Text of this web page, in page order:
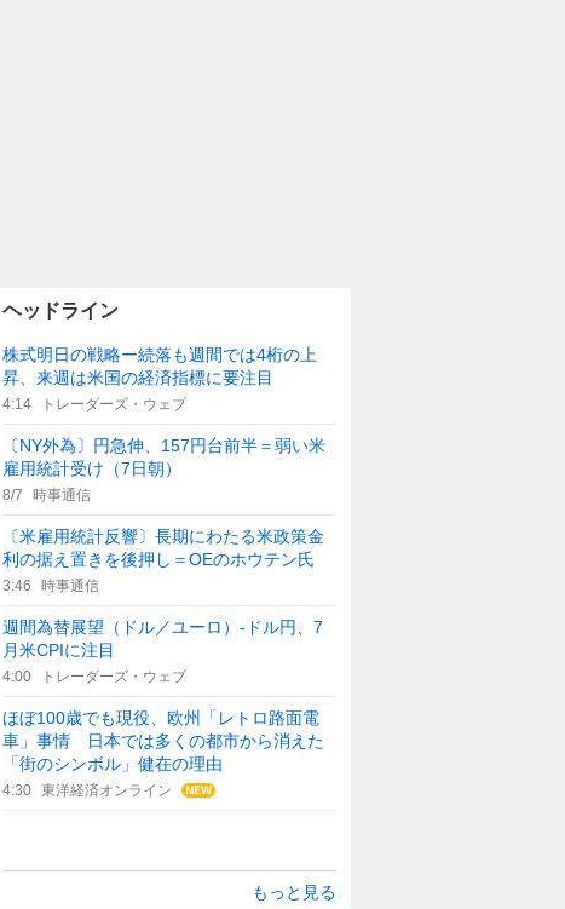
ヘッドライン
株式明日の戦略ー続落も週間では4桁の上
昇、来週は米国の経済指標に要注目
4:14 トレーダーズ・ウェブ
〔NY外為〕円急伸、157円台前半＝弱い米
雇用統計受け（7日朝）
8/7 時事通信
〔米雇用統計反響〕長期にわたる米政策金
利の据え置きを後押し＝OEのホウテン氏
3:46 時事通信
週間為替展望（ドル／ユーロ）-ドル円、7
月米CPIに注目
4:00 トレーダーズ・ウェブ
ほぼ100歳でも現役、欧州「レトロ路面電
車」事情 日本では多くの都市から消えた
「街のシンボル」健在の理由
4:30 東洋経済オンライン
もっと見る